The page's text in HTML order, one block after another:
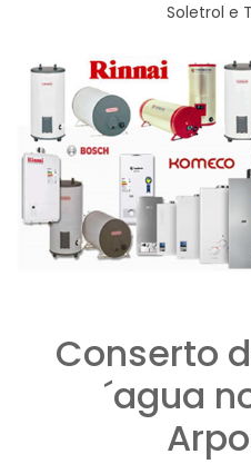
Soletrol e
Conserto
´agua